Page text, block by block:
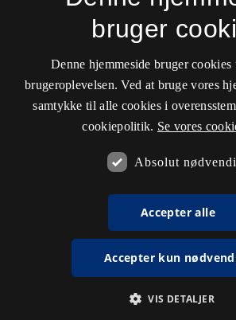
bruger
Denne hjemmeside bruger
brugeroplevelsen. Ved at bruge vores
samtykke til alle cookies i
cookiepolitik. Se vores
Absolut
Accepter alle
Accepter kun
VIS DETALJER